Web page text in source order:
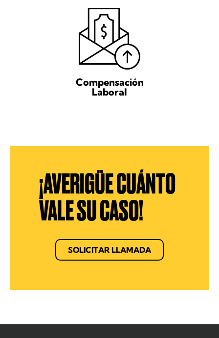
Compensación
Laboral
¡AVERIGÜE CUÁNTO
VALE SU CASO!
SOLICITAR LLAMADA